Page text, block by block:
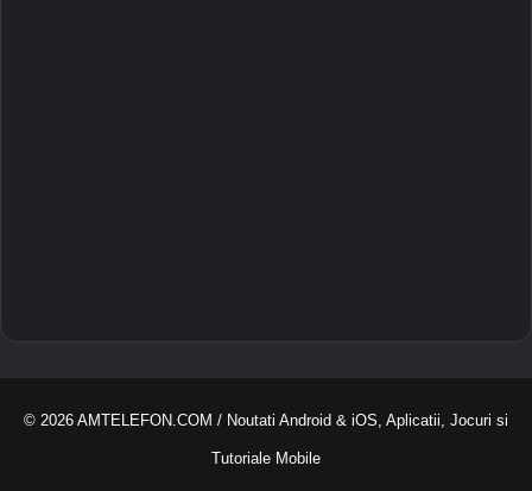
© 2026 AMTELEFON.COM / Noutati Android & iOS, Aplicatii, Jocuri si
Tutoriale Mobile